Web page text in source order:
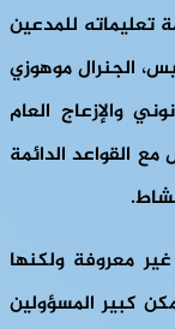
تعليماته للمدعين
الجنرال موهوزي
والإزعاج العام
القواعد الدائمة
معروفة ولكنها
كبير المسؤولين